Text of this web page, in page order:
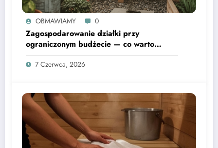
OBMAWIAMY 0
Zagospodarowanie działki przy
ograniczonym budżecie — co warto
wiedzieć
7 Czerwca, 2026